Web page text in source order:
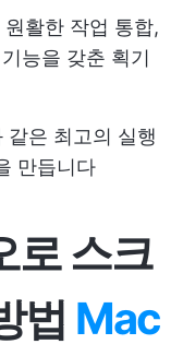
원활한 작업 통합,
능을 갖춘 획기
같은 최고의 실행
만듭니다
로 스크
법 Mac